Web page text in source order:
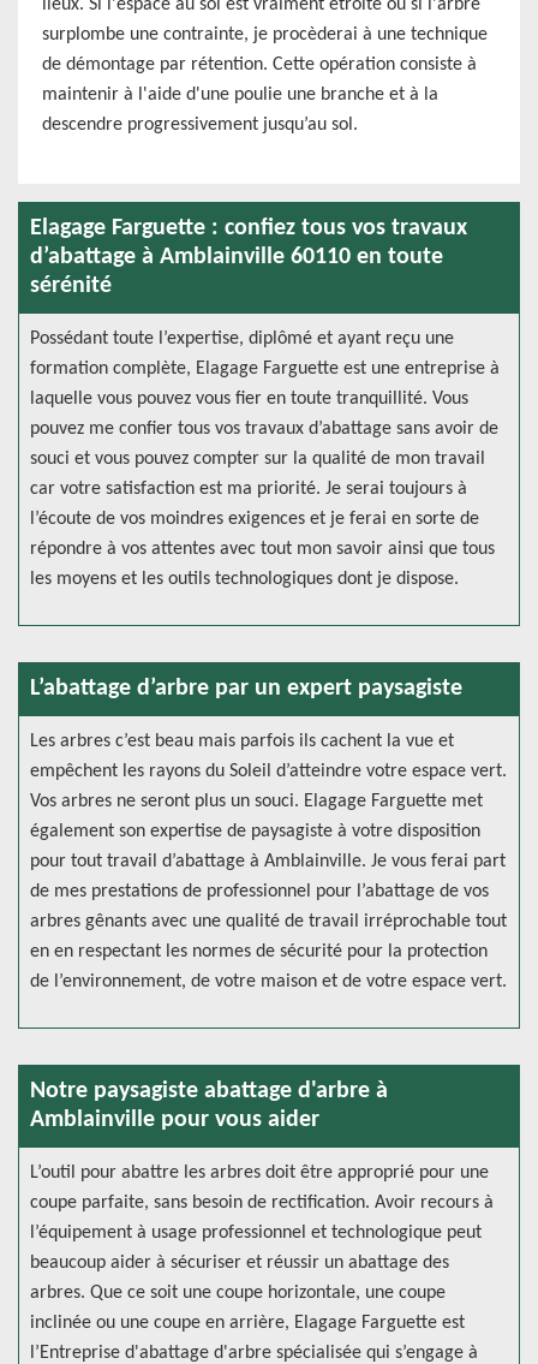
lieux. Si l'espace au sol est vraiment étroite ou si l'arbre
surplombe une contrainte, je procèderai à une technique
de démontage par rétention. Cette opération consiste à
maintenir à l'aide d'une poulie une branche et à la
descendre progressivement jusqu’au sol.
Elagage Farguette : confiez tous vos travaux
d’abattage à Amblainville 60110 en toute
sérénité
Possédant toute l’expertise, diplômé et ayant reçu une
formation complète, Elagage Farguette est une entreprise à
laquelle vous pouvez vous fier en toute tranquillité. Vous
pouvez me confier tous vos travaux d’abattage sans avoir de
souci et vous pouvez compter sur la qualité de mon travail
car votre satisfaction est ma priorité. Je serai toujours à
l’écoute de vos moindres exigences et je ferai en sorte de
répondre à vos attentes avec tout mon savoir ainsi que tous
les moyens et les outils technologiques dont je dispose.
L’abattage d’arbre par un expert paysagiste
Les arbres c’est beau mais parfois ils cachent la vue et
empêchent les rayons du Soleil d’atteindre votre espace vert.
Vos arbres ne seront plus un souci. Elagage Farguette met
également son expertise de paysagiste à votre disposition
pour tout travail d’abattage à Amblainville. Je vous ferai part
de mes prestations de professionnel pour l’abattage de vos
arbres gênants avec une qualité de travail irréprochable tout
en en respectant les normes de sécurité pour la protection
de l’environnement, de votre maison et de votre espace vert.
Notre paysagiste abattage d'arbre à
Amblainville pour vous aider
L’outil pour abattre les arbres doit être approprié pour une
coupe parfaite, sans besoin de rectification. Avoir recours à
l’équipement à usage professionnel et technologique peut
beaucoup aider à sécuriser et réussir un abattage des
arbres. Que ce soit une coupe horizontale, une coupe
inclinée ou une coupe en arrière, Elagage Farguette est
l’Entreprise d'abattage d'arbre spécialisée qui s’engage à